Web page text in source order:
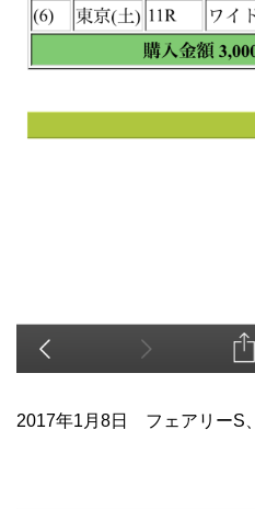
2017年1月8日 フェアリーS